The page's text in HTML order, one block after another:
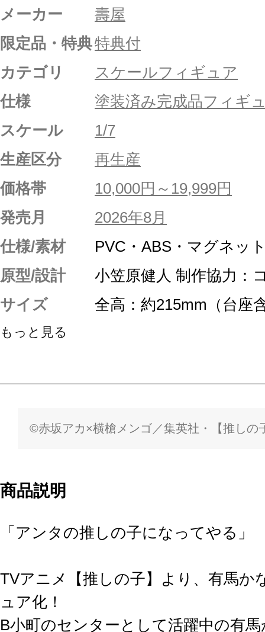
メーカー
壽屋
限定品・特典特典付
カテゴリ
スケールフィギュア
仕様
塗装済み完成品フィギ
スケール
1/7
生産区分
再生産
価格帯
10,000円～19,999円
発売月
2026年8月
仕様/素材
PVC・ABS・マグネッ
原型/設計
小笠原健人 制作協力：
サイズ
全高：約215mm（台座
もっと見る
©赤坂アカ×横槍メンゴ／集英社・【推しの
商品説明
「アンタの推しの子になってやる」
TVアニメ【推しの子】より、有馬か
ュア化！
B小町のセンターとして活躍中の有